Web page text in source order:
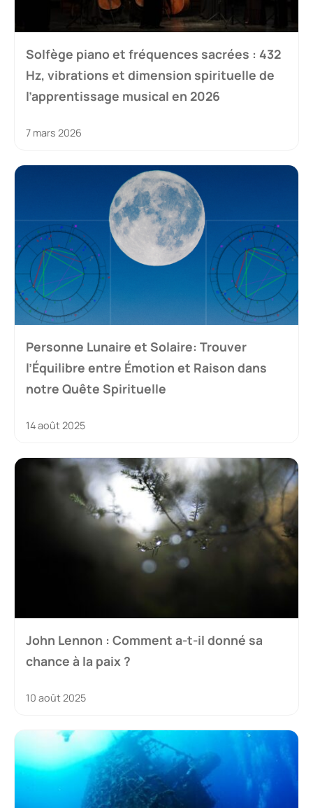
Solfège piano et fréquences sacrées : 432
Hz, vibrations et dimension spirituelle de
l’apprentissage musical en 2026
7 mars 2026
Personne Lunaire et Solaire: Trouver
l’Équilibre entre Émotion et Raison dans
notre Quête Spirituelle
14 août 2025
John Lennon : Comment a-t-il donné sa
chance à la paix ?
10 août 2025